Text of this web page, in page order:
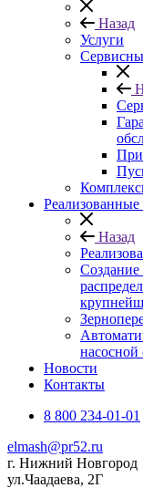
Назад
Услуги
Назад
Создание
насосной
Новости
Контакты
8 800 234-01-01
elmash@pr52.ru
г. Нижний Новгород
ул.Чаадаева, 2Г